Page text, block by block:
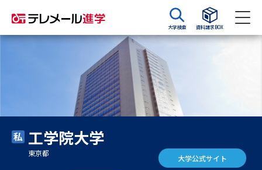
大学検索 資料請求BOX
資料請求
大学・短大の資料種類から請求
大学パンフ
大学入学共通テスト利用選抜の
工学院大学
東京都 大学公式サイト